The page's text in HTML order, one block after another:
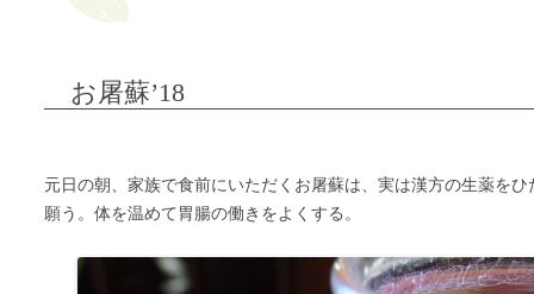
お屠蘇’18
元日の朝、家族で食前にいただくお屠蘇は、実は漢方の生薬を
願う。体を温めて胃腸の働きをよくする。